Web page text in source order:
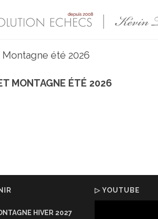
été 2026
MONTAGNE ÉTÉ 2026
HIVER 2027
▷ YOUTUBE